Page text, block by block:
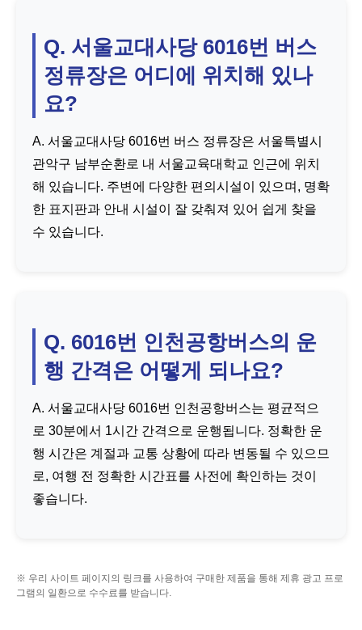
Q. 서울교대사당 6016번 버스
정류장은 어디에 위치해 있나
요?
A. 서울교대사당 6016번 버스 정류장은 서울특별시
관악구 남부순환로 내 서울교육대학교 인근에 위치
해 있습니다. 주변에 다양한 편의시설이 있으며, 명확
한 표지판과 안내 시설이 잘 갖춰져 있어 쉽게 찾을
수 있습니다.
Q. 6016번 인천공항버스의 운
행 간격은 어떻게 되나요?
A. 서울교대사당 6016번 인천공항버스는 평균적으
로 30분에서 1시간 간격으로 운행됩니다. 정확한 운
행 시간은 계절과 교통 상황에 따라 변동될 수 있으므
로, 여행 전 정확한 시간표를 사전에 확인하는 것이
좋습니다.
※ 우리 사이트 페이지의 링크를 사용하여 구매한 제품을 통해 제휴 광고 프로
그램의 일환으로 수수료를 받습니다.